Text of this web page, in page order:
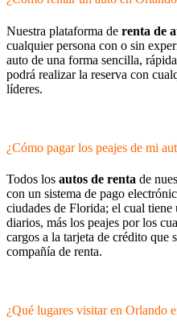
Nuestra plataforma de renta de
cualquier persona con o sin
auto de una forma sencilla,
podrá realizar la reserva con
líderes.
¿Cómo pagar los peajes de mi
Todos los autos de renta de
con un sistema de pago
ciudades de Florida; el cual
diarios, más los peajes por los
cargos a la tarjeta de crédito que
compañía de renta.
¿Qué lugares visitar en Orlando